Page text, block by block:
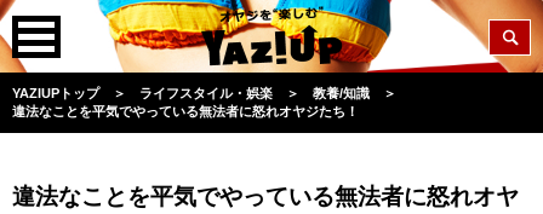
YAZIUPトップ ＞ ライフスタイル・娯楽 ＞ 教養/知識
＞
違法なことを平気でやっている無法者に怒れオヤジたち！
違法なことを平気でやっている無法者に怒れオヤ